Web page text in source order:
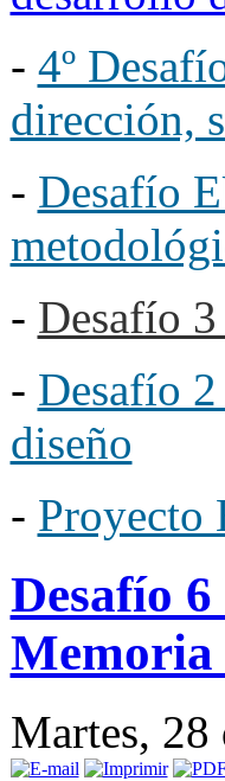
- 4º
dirección,
- Desafío
- Desafío
- Desafío
diseño
- Proyecto
Desafío
Martes,